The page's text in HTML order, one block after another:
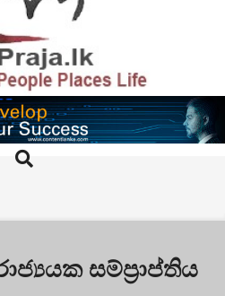
Search
සම්ප්‍රාප්තිය